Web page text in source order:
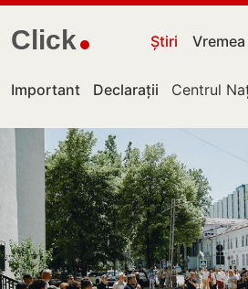
Click Știri Vremea
Important Declarații Centrul